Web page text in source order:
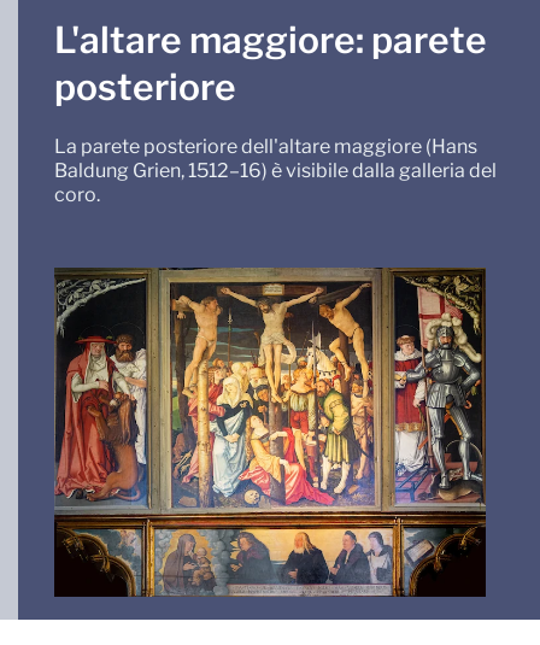
L'altare maggiore: parete
posteriore
La parete posteriore dell'altare maggiore (Hans
Baldung Grien, 1512–16) è visibile dalla galleria del
coro.